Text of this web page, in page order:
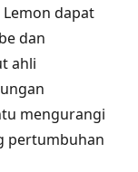
dapat
dan
ahli
mengurangi
pertumbuhan